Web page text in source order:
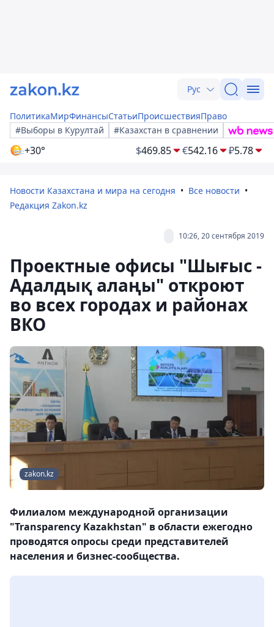
Рус
ПолитикаМирФинансыСтатьиПроисшествияПраво
#Выборы в Курултай
#Казахстан в сравнении
+30° $469.85 €542.16 ₽5.78
Новости Казахстана и мира на сегодня
Все новости
Редакция Zakon.kz
10:26, 20 сентября 2019
Проектные офисы "Шығыс -
Адалдық алаңы" откроют
во всех городах и районах
ВКО
zakon.kz
Филиалом международной организации
"Transparency Kazakhstan" в области ежегодно
проводятся опросы среди представителей
населения и бизнес-сообщества.